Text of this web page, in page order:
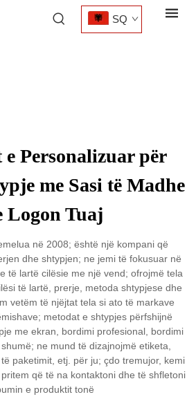
SQ
Personalizuar për
me Sasi të Madhe
Logon Tuaj
në 2008; është një kompani që
dhe shtypjen; ne jemi të fokusuar në
të lartë cilësie me një vend; ofrojmë tela
të lartë, prerje, metoda shtypjese dhe
vetëm të njëjtat tela si ato të markave
metodat e shtypjes përfshijnë
me ekran, bordimi profesional, bordimi
ne mund të dizajnojmë etiketa,
paketimit, etj. për ju; çdo tremujor, kemi
që të na kontaktoni dhe të shfletoni
e produktit tonë